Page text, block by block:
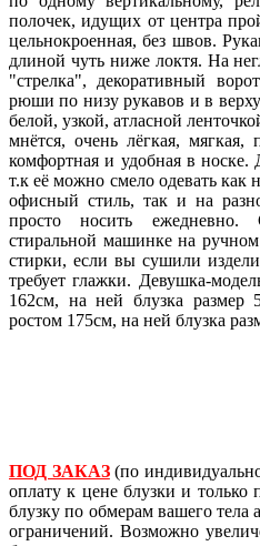
полочек, идущих от центра
цельнокроенная, без швов.
длиной чуть ниже локтя. На
"стрелка", декоративный
рюши по низу рукавов и в
белой, узкой, атласной
мнётся, очень лёгкая,
комфортная и удобная в носке.
т.к её можно смело одевать как
офисный стиль, так и на
просто носить
стиральной машинке на
стирки, если вы сушили
требует глажки. Девушка-
162см, на ней блузка
ростом 175см, на ней блузка
ПОД ЗАКАЗ(по
оплату к цене блузки и только
блузку по обмерам вашего тела
ограничений. Возможно